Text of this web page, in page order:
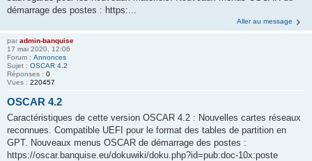
démarrage des postes : https:...
Aller au message
par admin-banquise
17 mai 2020, 12:06
Forum : Annonces
Sujet : OSCAR 4.2
Réponses : 0
Vues : 220457
OSCAR 4.2
Caractéristiques de cette version OSCAR 4.2 : Nouvelles cartes réseaux
reconnues. Compatible UEFI pour le format des tables de partition en
GPT. Nouveaux menus OSCAR de démarrage des postes :
https://oscar.banquise.eu/dokuwiki/doku.php?id=pub:doc-10x:poste